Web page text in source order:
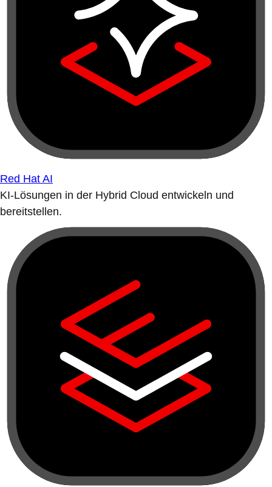
Red Hat AI
KI-Lösungen in der Hybrid Cloud entwickeln und
bereitstellen.